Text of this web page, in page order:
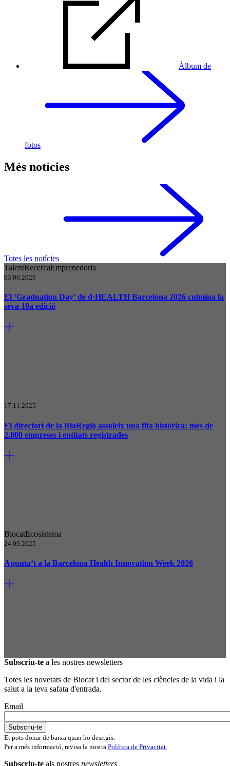
Àlbum de
fotos
Més notícies
Totes les notícies
TalentRecercaEmprenedoria
03.06.2026
El ‘Graduation Day’ de d·HEALTH Barcelona 2026 culmina la
seva 10a edició
17.11.2025
El directori de la BioRegió assoleix una fita històrica: més de
2.000 empreses i entitats registrades
BiocatEcosistema
24.09.2025
Apunta’t a la Barcelona Health Innovation Week 2026
Subscriu-te a les nostres newsletters
Totes les novetats de Biocat i del sector de les ciències de la vida i la
salut a la teva safata d'entrada.
Email
Et pots donar de baixa quan ho desitgis.
Per a més informació, revisa la nostra Política de Privacitat.
Subscriu-te als nostres newsletters